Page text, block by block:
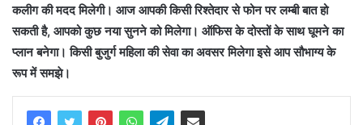
कलीग की मदद मिलेगी। आज आपकी किसी रिश्तेदार से फोन पर लम्बी बात हो
सकती है, आपको कुछ नया सुनने को मिलेगा। ऑफिस के दोस्तों के साथ घूमने का
प्लान बनेगा। किसी बुजुर्ग महिला की सेवा का अवसर मिलेगा इसे आप सौभाग्य के
रूप में समझे।